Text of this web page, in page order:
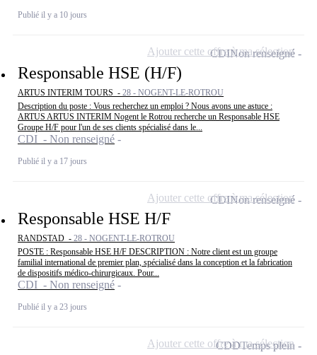
Publié il y a 10 jours
Responsable HSE (H/F)
ARTUS INTERIM TOURS - 28 - NOGENT-LE-ROTROU
Description du poste : Vous recherchez un emploi ? Nous avons une astuce :
ARTUS ARTUS INTERIM Nogent le Rotrou recherche un Responsable HSE
Groupe H/F pour l'un de ses clients spécialisé dans le...
CDI - Non renseigné
Publié il y a 17 jours
CDINon renseigné
Ajouter cette offre à ma sélection
Responsable HSE H/F
RANDSTAD - 28 - NOGENT-LE-ROTROU
POSTE : Responsable HSE H/F DESCRIPTION : Notre client est un groupe
familial international de premier plan, spécialisé dans la conception et la fabrication
de dispositifs médico-chirurgicaux. Pour...
CDI - Non renseigné
Publié il y a 23 jours
CDINon renseigné
Ajouter cette offre à ma sélection
CDDTemps plein
Ajouter cette offre à ma sélection